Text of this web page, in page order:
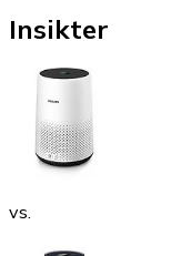
Insikter
vs.